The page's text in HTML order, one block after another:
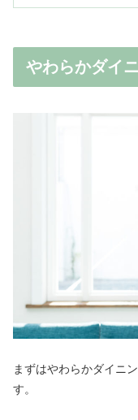
やわらかダイ
まずはやわらかダイニ
す。